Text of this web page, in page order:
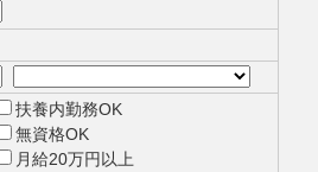
扶養内勤務OK
無資格OK
月給20万円以上